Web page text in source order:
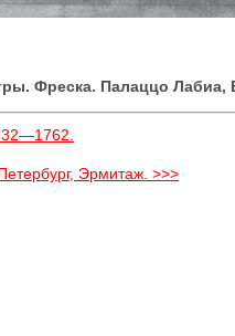
Фреска. Палаццо Лабиа,
Эрмитаж. >>>